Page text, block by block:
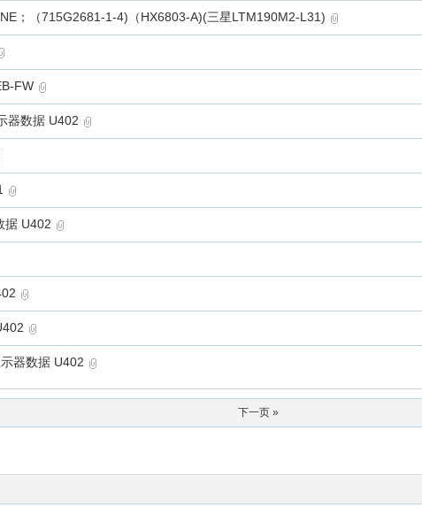
；（715G2681-1-4)（HX6803-A)(三星LTM190M2-L31)
FW
器数据 U402
据 U402
器数据 U402
下一页 »